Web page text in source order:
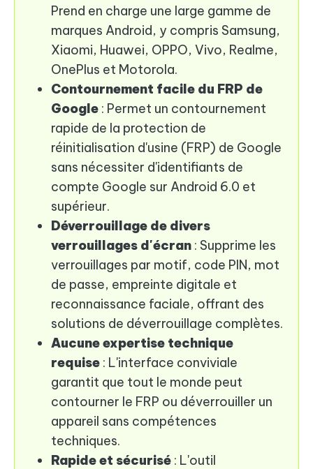
Prend en charge une large gamme de
marques Android, y compris Samsung,
Xiaomi, Huawei, OPPO, Vivo, Realme,
OnePlus et Motorola.
Contournement facile du FRP de
Google : Permet un contournement
rapide de la protection de
réinitialisation d'usine (FRP) de Google
sans nécessiter d'identifiants de
compte Google sur Android 6.0 et
supérieur.
Déverrouillage de divers
verrouillages d'écran : Supprime les
verrouillages par motif, code PIN, mot
de passe, empreinte digitale et
reconnaissance faciale, offrant des
solutions de déverrouillage complètes.
Aucune expertise technique
requise : L'interface conviviale
garantit que tout le monde peut
contourner le FRP ou déverrouiller un
appareil sans compétences
techniques.
Rapide et sécurisé : L'outil